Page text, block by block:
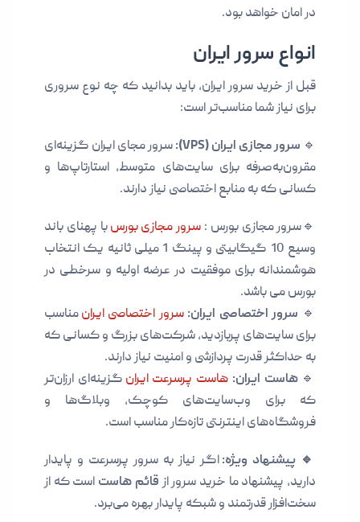
در امان خواهد بود.
انواع سرور ایران
قبل از خرید سرور ایران، باید بدانید که چه نوع سروری
برای نیاز شما مناسب‌تر است:
🔹 سرور مجازی ایران (VPS):
سرور مجای ایران گزینه‌ای
مقرون‌به‌صرفه برای سایت‌های متوسط، استارتاپ‌ها و
کسانی که به منابع اختصاصی نیاز دارند.
🔹سرور مجازی بورس : سرور مجازی بورسبا پهنای باند
وسیع 10 گیگابیتی و پینگ 1 میلی ثانیه یک انتخاب
هوشمندانه برای موفقیت در عرضه اولیه و سرخطی در
بورس می باشد.
🔹 سرور اختصاصی ایران: سرور اختصاصی ایرانمناسب
برای سایت‌های پربازدید، شرکت‌های بزرگ و کسانی که
به حداکثر قدرت پردازشی و امنیت نیاز دارند.
🔹هاست ایران: هاست پرسرعت ایران گزینه‌ای ارزان‌تر
که برای وب‌سایت‌های کوچک، وبلاگ‌ها و
فروشگاه‌های اینترنتی تازه‌کار مناسب است.
🔹 پیشنهاد ویژه:اگر نیاز به سرور پرسرعت و پایدار
دارید، پیشنهاد ما خرید سرور ازقائم هاست است که از
سخت‌افزار قدرتمند و شبکه پایدار بهره می‌برد.